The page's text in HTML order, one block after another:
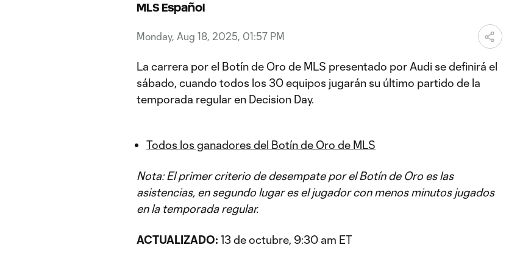
MLS Español
Monday, Aug 18, 2025, 01:57 PM
La carrera por el Botín de Oro de MLS presentado por Audi se definirá el
sábado, cuando todos los 30 equipos jugarán su último partido de la
temporada regular en Decision Day.
Todos los ganadores del Botín de Oro de MLS
Nota: El primer criterio de desempate por el Botín de Oro es las
asistencias, en segundo lugar es el jugador con menos minutos jugados
en la temporada regular.
ACTUALIZADO: 13 de octubre, 9:30 am ET